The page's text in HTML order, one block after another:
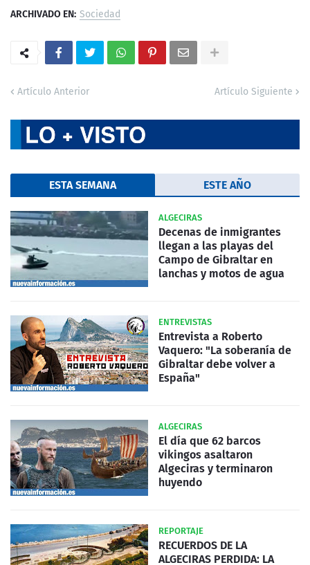
ARCHIVADO EN: Sociedad
Artículo Anterior Artículo Siguiente
ESTA SEMANA ESTE AÑO
ALGECIRAS
Decenas de inmigrantes
llegan a las playas del
Campo de Gibraltar en
lanchas y motos de agua
ENTREVISTAS
Entrevista a Roberto
Vaquero: "La soberanía de
Gibraltar debe volver a
España"
ALGECIRAS
El día que 62 barcos
vikingos asaltaron
Algeciras y terminaron
huyendo
REPORTAJE
RECUERDOS DE LA
ALGECIRAS PERDIDA: LA